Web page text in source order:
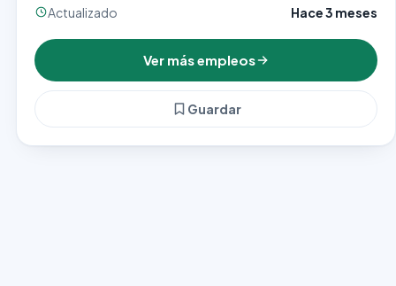
Actualizado
Hace 3 meses
Ver más empleos
Guardar